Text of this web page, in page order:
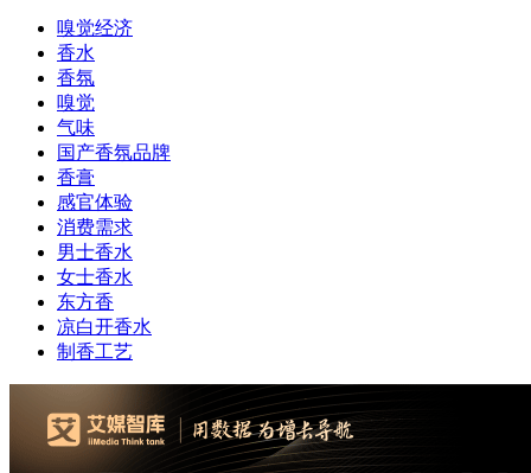
嗅觉经济
香水
香氛
嗅觉
气味
国产香氛品牌
香膏
感官体验
消费需求
男士香水
女士香水
东方香
凉白开香水
制香工艺